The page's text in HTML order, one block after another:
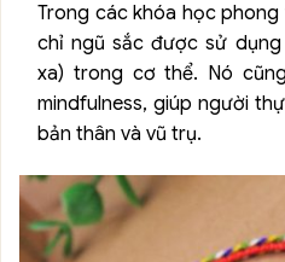
Trong các khóa học
chỉ ngũ sắc được sử
xa) trong cơ thể. Nó
mindfulness, giúp người
bản thân và vũ trụ.